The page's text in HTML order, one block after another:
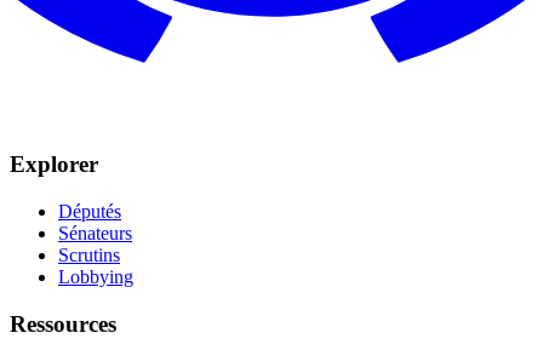
Explorer
Députés
Sénateurs
Scrutins
Lobbying
Ressources